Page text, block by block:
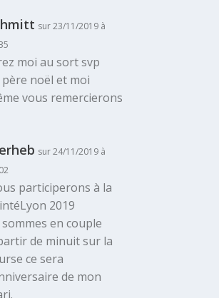
sur 23/11/2019 à
moi au sort svp
père noël et moi
vous remercierons
sur 24/11/2019 à
participerons à la
2019
en couple
de minuit sur la
ce sera
de mon